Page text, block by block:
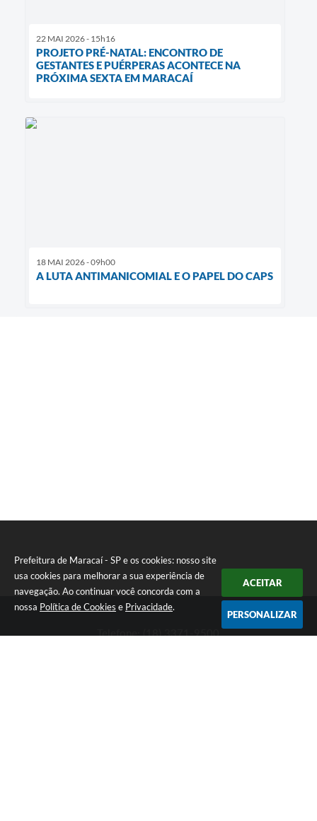
Prefeitura de Maracaí - SP e os cookies: nosso site
usa cookies para melhorar a sua experiência de
navegação. Ao continuar você concorda com a
nossa Política de Cookies e Privacidade.
ACEITAR
PERSONALIZAR
22 MAI 2026 - 15h16
PROJETO PRÉ-NATAL: ENCONTRO DE
GESTANTES E PUÉRPERAS ACONTECE NA
PRÓXIMA SEXTA EM MARACAÍ
18 MAI 2026 - 09h00
A LUTA ANTIMANICOMIAL E O PAPEL DO CAPS
Telefone: (18) 3371-9500